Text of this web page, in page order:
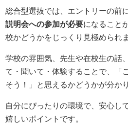
総合型選抜では、エントリーの前
説明会への参加が必要になること
校かどうかをじっくり見極められま
学校の雰囲気、先生や在校生の話
て・聞いて・体験することで、「
そう！」と思えるかどうかが分か
自分にぴったりの環境で、安心し
嬉しいポイントです。